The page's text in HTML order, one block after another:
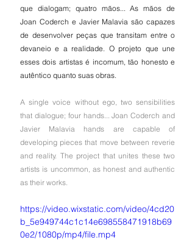
que dialogam; quatro mãos... As mãos de
Joan Coderch e Javier Malavia são capazes
de desenvolver peças que transitam entre o
devaneio e a realidade. O projeto que une
esses dois artistas é incomum, tão honesto e
autêntico quanto suas obras.
A single voice without ego, two sensibilities
that dialogue; four hands... Joan Coderch and
Javier Malavia hands are capable of
developing pieces that move between reverie
and reality. The project that unites these two
artists is uncommon, as honest and authentic
as their works.
https://video.wixstatic.com/video/4cd20
b_5e949744c1c14e698558471918b69
0e2/1080p/mp4/file.mp4